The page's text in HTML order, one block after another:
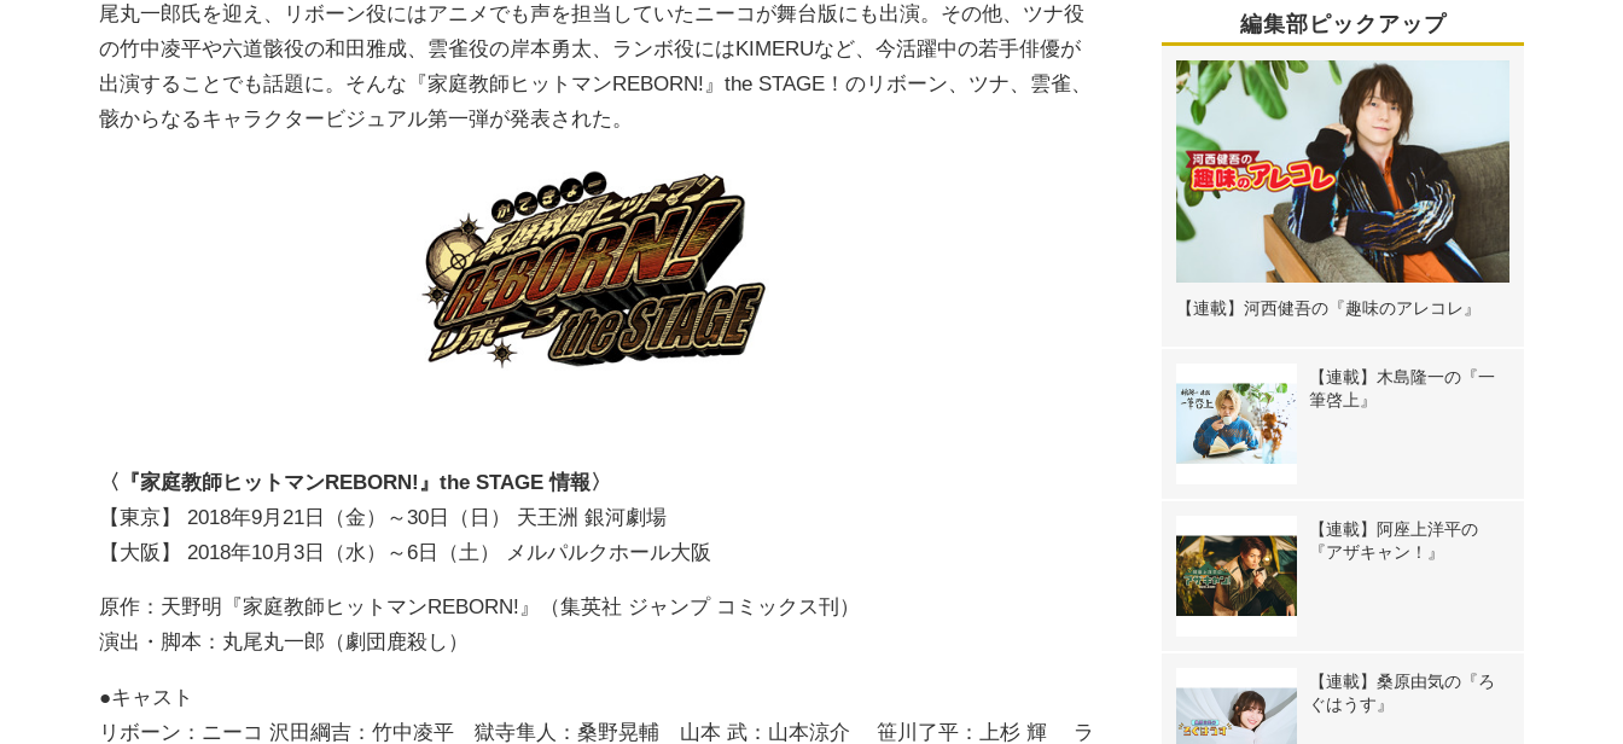
尾丸一郎氏を迎え、リボーン役にはアニメでも声を担当していたニーコが舞台版にも出演。その他、ツナ役
の竹中凌平や六道骸役の和田雅成、雲雀役の岸本勇太、ランボ役にはKIMERUなど、今活躍中の若手俳優が
出演することでも話題に。そんな『家庭教師ヒットマンREBORN!』the STAGE！のリボーン、ツナ、雲雀、
骸からなるキャラクタービジュアル第一弾が発表された。
〈『家庭教師ヒットマンREBORN!』the STAGE 情報〉
【東京】 2018年9月21日（金）～30日（日） 天王洲 銀河劇場
【大阪】 2018年10月3日（水）～6日（土） メルパルクホール大阪
原作：天野明『家庭教師ヒットマンREBORN!』（集英社 ジャンプ コミックス刊）
演出・脚本：丸尾丸一郎（劇団鹿殺し）
●キャスト
リボーン：ニーコ 沢田綱吉：竹中凌平 獄寺隼人：桑野晃輔 山本 武：山本涼介 笹川了平：上杉 輝 ラ
編集部ピックアップ
【連載】河西健吾の『趣味のアレコレ』
【連載】木島隆一の『一
筆啓上』
【連載】阿座上洋平の
『アザキャン！』
【連載】桑原由気の『ろ
ぐはうす』